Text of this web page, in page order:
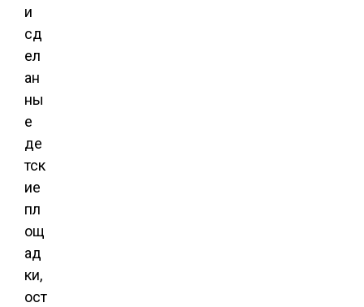
и
сд
ел
ан
ны
е
де
тск
ие
пл
ощ
ад
ки,
ост